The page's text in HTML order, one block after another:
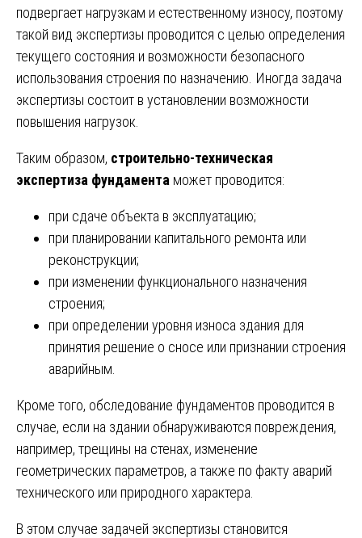
подвергает нагрузкам и естественному износу, поэтому
такой вид экспертизы проводится с целью определения
текущего состояния и возможности безопасного
использования строения по назначению. Иногда задача
экспертизы состоит в установлении возможности
повышения нагрузок.
Таким образом, строительно-техническая
экспертиза фундамента может проводится:
при сдаче объекта в эксплуатацию;
при планировании капитального ремонта или
реконструкции;
при изменении функционального назначения
строения;
при определении уровня износа здания для
принятия решение о сносе или признании строения
аварийным.
Кроме того, обследование фундаментов проводится в
случае, если на здании обнаруживаются повреждения,
например, трещины на стенах, изменение
геометрических параметров, а также по факту аварий
технического или природного характера.
В этом случае задачей экспертизы становится